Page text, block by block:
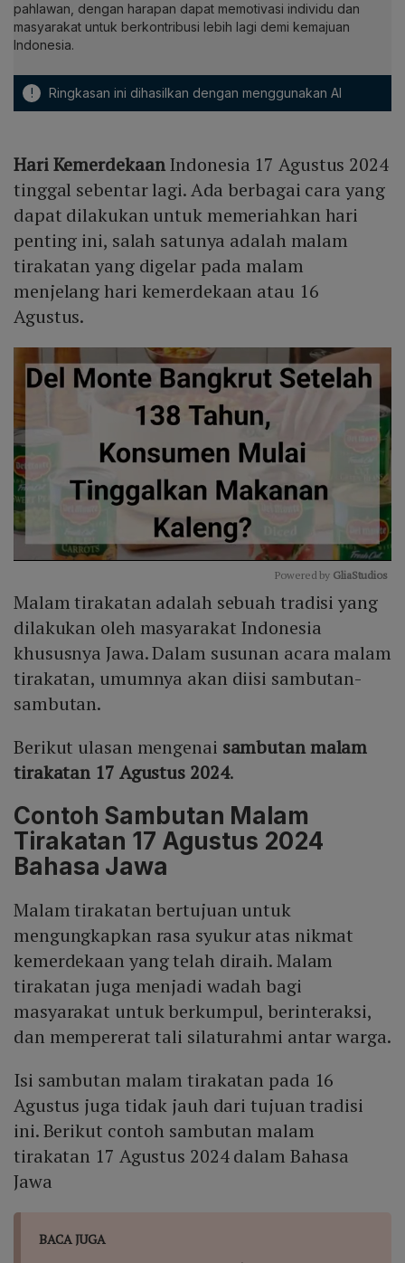
pahlawan, dengan harapan dapat memotivasi individu dan
masyarakat untuk berkontribusi lebih lagi demi kemajuan
Indonesia.
! Ringkasan ini dihasilkan dengan menggunakan AI
Hari KemerdekaanIndonesia 17 Agustus 2024
tinggal sebentar lagi. Ada berbagai cara yang
dapat dilakukan untuk memeriahkan hari
penting ini, salah satunya adalah malam
tirakatan yang digelar pada malam
menjelang hari kemerdekaan atau 16
Agustus.
Mute
Powered by GliaStudios
Malam tirakatan adalah sebuah tradisi yang
dilakukan oleh masyarakat Indonesia
khususnya Jawa. Dalam susunan acara malam
tirakatan, umumnya akan diisi sambutan-
sambutan.
Berikut ulasan mengenai sambutan malam
tirakatan 17 Agustus 2024.
Contoh Sambutan Malam
Tirakatan 17 Agustus 2024
Bahasa Jawa
Malam tirakatan bertujuan untuk
mengungkapkan rasa syukur atas nikmat
kemerdekaan yang telah diraih. Malam
tirakatan juga menjadi wadah bagi
masyarakat untuk berkumpul, berinteraksi,
dan mempererat tali silaturahmi antar warga.
Isi sambutan malam tirakatan pada 16
Agustus juga tidak jauh dari tujuan tradisi
ini. Berikut contoh sambutan malam
tirakatan 17 Agustus 2024 dalam Bahasa
Jawa
BACA JUGA